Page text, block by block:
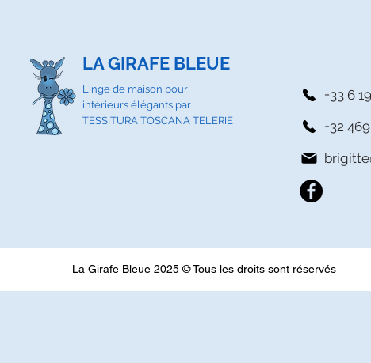
LA GIRAFE BLEUE
Linge de maison pour
intérieurs élégants par
TESSITURA TOSCANA TELERIE
+33 6
+32
La Girafe Bleue 2025 © Tous les droits sont réservés